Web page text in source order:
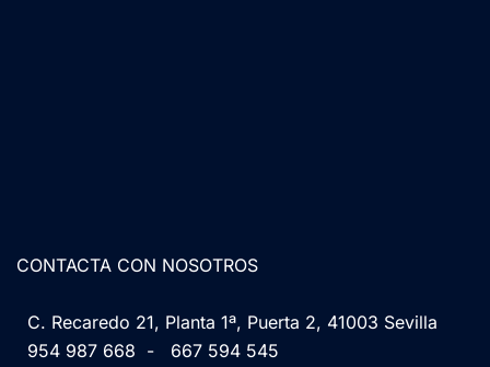
CONTACTA CON NOSOTROS
C. Recaredo 21, Planta 1ª, Puerta 2, 41003 Sevilla
954 987 668 - 667 594 545